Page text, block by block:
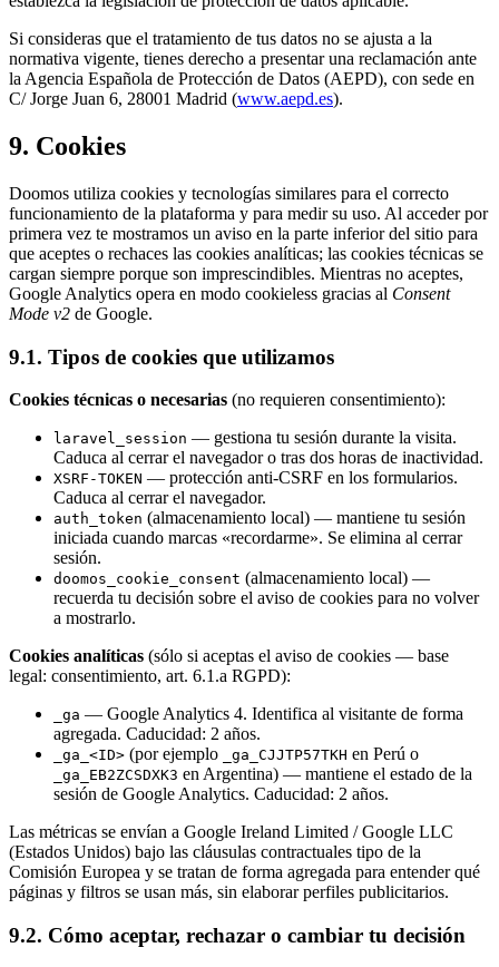
Si consideras que el tratamiento de tus datos no se ajusta a la
normativa vigente, tienes derecho a presentar una reclamación ante
la Agencia Española de Protección de Datos (AEPD), con sede en
C/ Jorge Juan 6, 28001 Madrid (www.aepd.es).
9. Cookies
Doomos utiliza cookies y tecnologías similares para el correcto
funcionamiento de la plataforma y para medir su uso. Al acceder por
primera vez te mostramos un aviso en la parte inferior del sitio para
que aceptes o rechaces las cookies analíticas; las cookies técnicas se
cargan siempre porque son imprescindibles. Mientras no aceptes,
Google Analytics opera en modo cookieless gracias al Consent
Mode v2 de Google.
9.1. Tipos de cookies que utilizamos
Cookies técnicas o necesarias (no requieren consentimiento):
laravel_session — gestiona tu sesión durante la visita.
Caduca al cerrar el navegador o tras dos horas de inactividad.
XSRF-TOKEN — protección anti-CSRF en los formularios.
Caduca al cerrar el navegador.
auth_token (almacenamiento local) — mantiene tu sesión
iniciada cuando marcas «recordarme». Se elimina al cerrar
sesión.
doomos_cookie_consent (almacenamiento local) —
recuerda tu decisión sobre el aviso de cookies para no volver
a mostrarlo.
Cookies analíticas (sólo si aceptas el aviso de cookies — base
legal: consentimiento, art. 6.1.a RGPD):
_ga — Google Analytics 4. Identifica al visitante de forma
agregada. Caducidad: 2 años.
_ga_<ID> (por ejemplo _ga_CJJTP57TKH en Perú o
_ga_EB2ZCSDXK3 en Argentina) — mantiene el estado de la
sesión de Google Analytics. Caducidad: 2 años.
Las métricas se envían a Google Ireland Limited / Google LLC
(Estados Unidos) bajo las cláusulas contractuales tipo de la
Comisión Europea y se tratan de forma agregada para entender qué
páginas y filtros se usan más, sin elaborar perfiles publicitarios.
9.2. Cómo aceptar, rechazar o cambiar tu decisión